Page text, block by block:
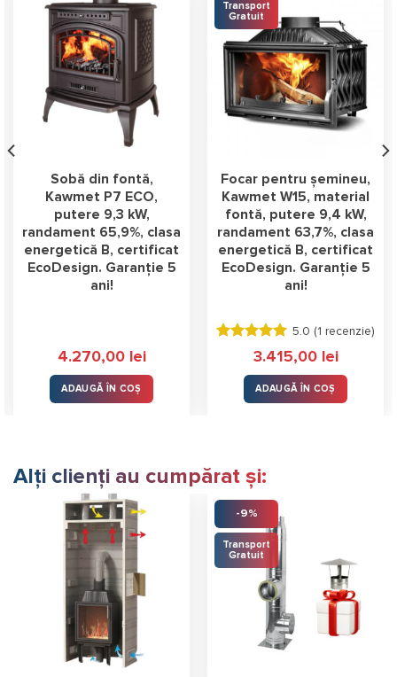
Sobă din fontă,
Kawmet P7 ECO,
putere 9,3 kW,
randament 65,9%, clasa
energetică B, certificat
EcoDesign. Garanție 5
ani!
4.270,00 lei
ADAUGĂ ÎN COȘ
Transport
Gratuit
Focar pentru șemineu,
Kawmet W15, material
fontă, putere 9,4 kW,
randament 63,7%, clasa
energetică B, certificat
EcoDesign. Garanție 5
ani!
Evaluat la
stele
din 5
5.0 (1 recenzie)
3.415,00 lei
ADAUGĂ ÎN COȘ
Alți clienți au cumpărat și:
-9%
Transport
Gratuit